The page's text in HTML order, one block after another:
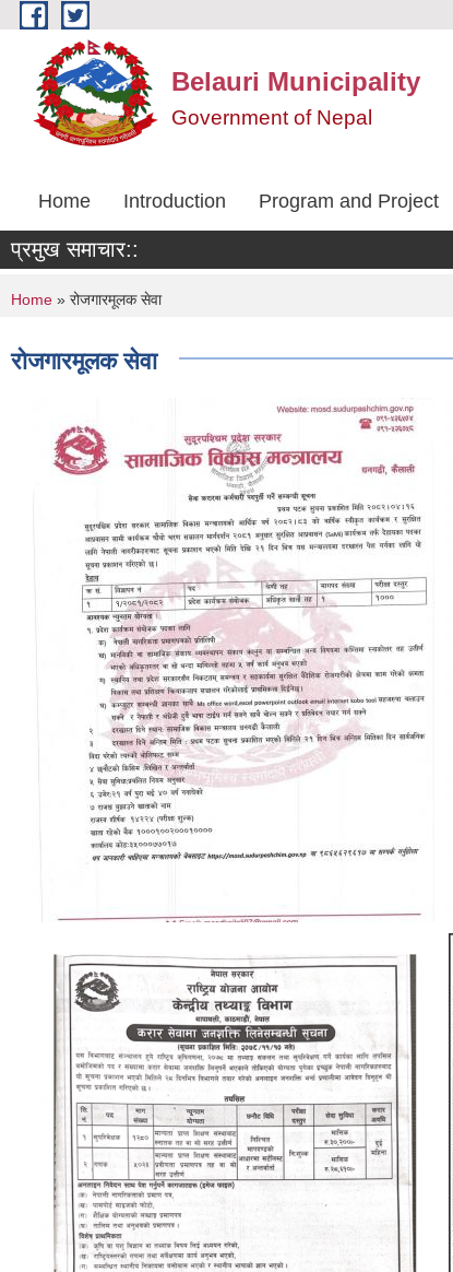
Skip to main content
Belauri Municipality
Government of Nepal
Home Introduction Program and Project
प्रमुख समाचार::
You are here
Home » रोजगारमूलक सेवा
रोजगारमूलक सेवा